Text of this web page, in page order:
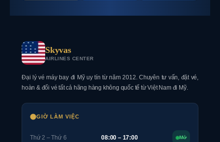
Skyvas
AIRLINES CENTER
Đại lý vé máy bay đi Mỹ uy tín từ năm 2012. Chuyên tư vấn, đặt vé,
hoàn & đổi vé tất cả hãng hàng không quốc tế từ Việt Nam đi Mỹ.
GIỜ LÀM VIỆC
Thứ 2 – Thứ 6 08:00 – 17:00 Mở